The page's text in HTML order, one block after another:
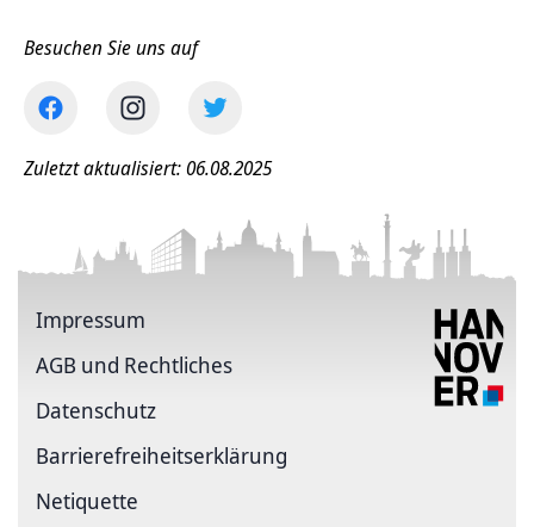
Besuchen Sie uns auf
Zuletzt aktualisiert: 06.08.2025
Impressum
AGB und Rechtliches
Datenschutz
Barriere­freiheits­erklärung
Netiquette